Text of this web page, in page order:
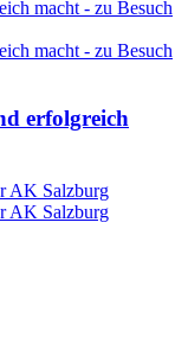
erfolgreich